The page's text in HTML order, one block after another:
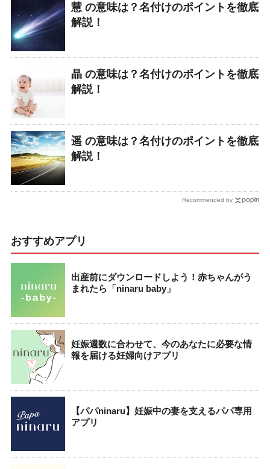
慧 の意味は？名付けのポイントを徹底
解説！
晶 の意味は？名付けのポイントを徹底
解説！
遥 の意味は？名付けのポイントを徹底
解説！
Recommended by
おすすめアプリ
出産前にダウンロードしよう！赤ちゃんがう
まれたら「ninaru baby」
妊娠週数に合わせて、今のあなたに必要な情
報を届ける妊婦向けアプリ
【パパninaru】妊娠中の妻を支えるパパ専用
アプリ